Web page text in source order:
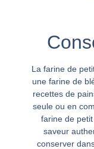
La farine de
une farine de
recettes de
seule ou en
farine de
saveur
conserver